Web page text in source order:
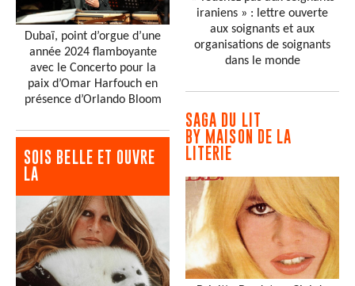
Dubaï, point d’orgue d’une
année 2024 flamboyante
avec le Concerto pour la
paix d’Omar Harfouch en
présence d’Orlando Bloom
SOIS BELLE ET OUVRE
LA
iraniens » : lettre ouverte
aux soignants et aux
organisations de soignants
dans le monde
SAGA DU LIT
BY MAISON DE LA
LITERIE